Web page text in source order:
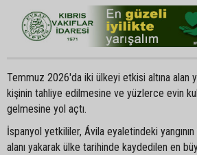
Temmuz 2026'da iki ülkeyi etkisi altına alan
kişinin tahliye edilmesine ve yüzlerce evin
gelmesine yol açtı.
İspanyol yetkililer, Ávila eyaletindeki
alanı yakarak ülke tarihinde kaydedilen en